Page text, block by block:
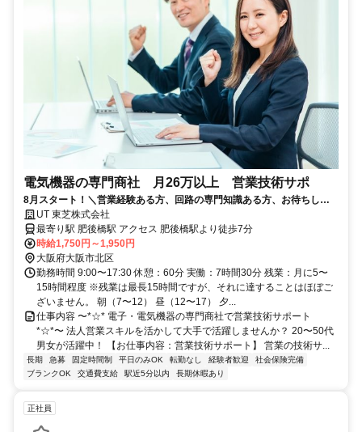
電気機器の専門商社 月26万以上 営業技術サポ
8月スタート！＼営業経験ある方、回路の専門知識ある方、お待ちして
ます／UT 東芝株式会社
最寄り駅 肥後橋駅 アクセス 肥後橋駅より徒歩7分
時給1,750円～1,950円
大阪府大阪市北区
勤務時間 9:00〜17:30 休憩：60分 実働：7時間30分 残業：月に5〜
15時間程度 ※残業は最長15時間ですが、それに達することはほぼご
ざいません。 朝（7〜12） 昼（12〜17） 夕...
仕事内容 〜*☆* 電子・電気機器の専門商社で営業技術サポート
*☆*〜 法人営業スキルを活かして大手で活躍しませんか？ 20〜50代
男女が活躍中！ 【お仕事内容：営業技術サポート】 営業の技術サ...
長期 急募 固定時間制 平日のみOK 転勤なし 経験者歓迎
社会保険完備
ブランクOK
交通費支給 駅近5分以内 長期休暇あり
正社員